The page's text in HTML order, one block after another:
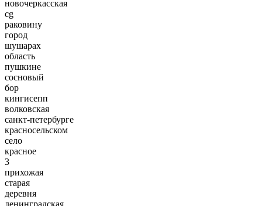
новочеркасская
cg
раковину
город
шушарах
область
пушкине
сосновый
бор
кингисепп
волковская
санкт-петербурге
красносельском
село
красное
3
прихожая
старая
деревня
ленинградская